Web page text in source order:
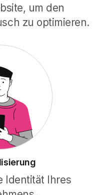
die Sie immer
an einem Ort im
Mehr erfahren
bei ihren zu
zu unterstützen.
um den
zu optimieren.
Identität Ihres